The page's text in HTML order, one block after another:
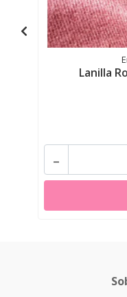
Lanilla
-